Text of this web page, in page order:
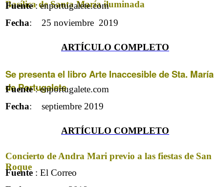
Basílica de Santa María iluminada
Fuente: enportugalete.com
Fecha: 25 noviembre 2019
ARTÍCULO COMPLETO
Se presenta el libro Arte Inaccesible de Sta. María
de Portugalete
Fuente: enportugalete.com
Fecha: septiembre 2019
ARTÍCULO COMPLETO
Concierto de Andra Mari previo a las fiestas de San
Roque
Fuente : El Correo